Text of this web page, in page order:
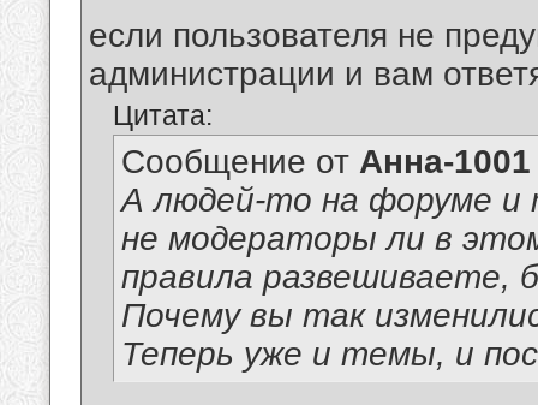
если пользователя не
администрации и вам
Цитата:
Сообщение от Анна-1001
А людей-то на форуме и
не модераторы ли в
правила развешиваете,
Почему вы так
Теперь уже и темы, и